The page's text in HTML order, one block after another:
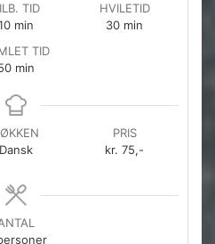
TID
minutter
min
HVILETID
30minutter
min
TID
minutter
min
Dansk
PRIS
kr. 75,-